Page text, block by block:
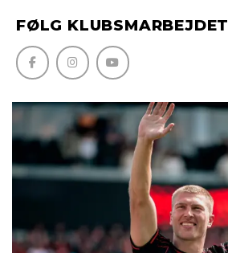
FØLG KLUBSMARBEJDET